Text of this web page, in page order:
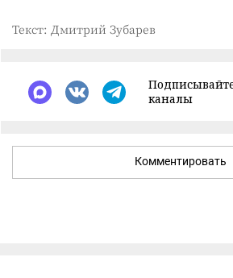
Текст: Дмитрий Зубарев
каналы
Комментировать